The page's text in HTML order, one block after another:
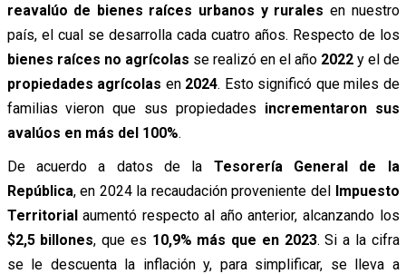
reavalúo de bienes raíces urbanos y rurales en nuestro
país, el cual se desarrolla cada cuatro años. Respecto de los
bienes raíces no agrícolas se realizó en el año 2022y el de
propiedades agrícolas en 2024. Esto significó que miles de
familias vieron que sus propiedades incrementaron sus
avalúos en más del 100%.
De acuerdo a datos de la Tesorería General de la
República, en 2024 la recaudación proveniente del Impuesto
Territorialaumentó respecto al año anterior, alcanzando los
$2,5 billones, que es 10,9% más que en 2023. Si a la cifra
se le descuenta la inflación y, para simplificar, se lleva a